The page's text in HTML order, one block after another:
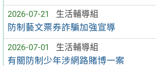
2026-07-21
生活輔導組
防制藝文票券詐騙加強宣導
2026-07-01
生活輔導組
有關防制少年涉網路賭博一案